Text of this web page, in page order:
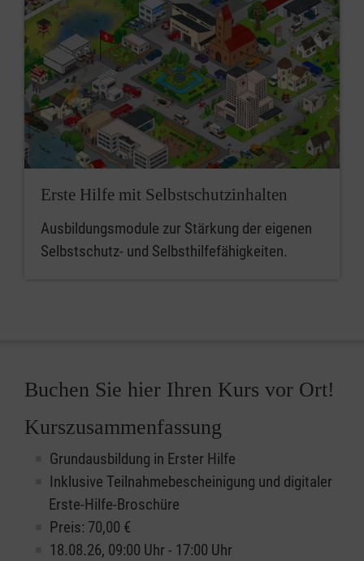
Erste Hilfe mit Selbstschutzinhalten
Ausbildungsmodule zur Stärkung der eigenen
Selbstschutz- und Selbsthilfefähigkeiten.
Buchen Sie hier Ihren Kurs vor Ort!
Kurszusammenfassung
Grundausbildung in Erster Hilfe
Inklusive Teilnahmebescheinigung und digitaler
Erste-Hilfe-Broschüre
Preis: 70,00 €
18.08.26, 09:00 Uhr - 17:00 Uhr